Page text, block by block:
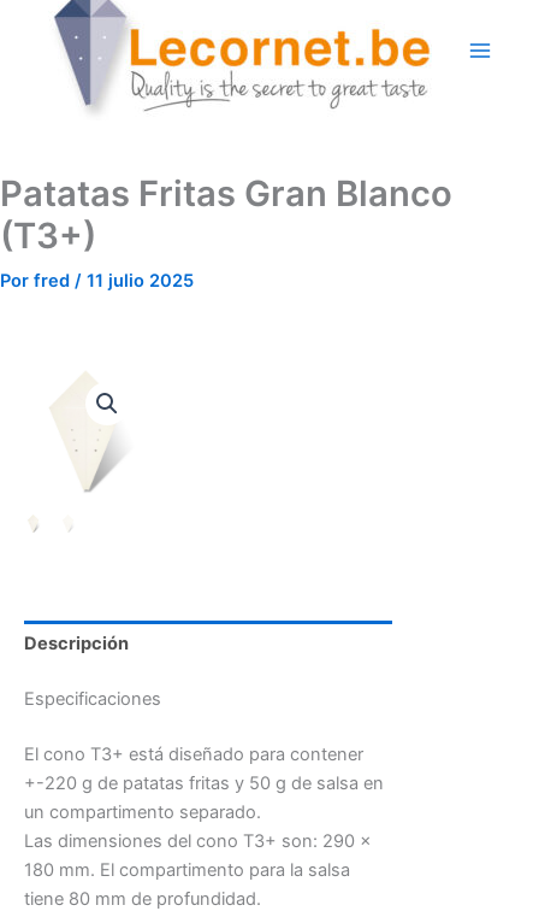
contenido
Patatas Fritas Gran Blanco
(T3+)
Por fred / 11 julio 2025
Descripción
Especificaciones
El cono T3+ está diseñado para contener
+-220 g de patatas fritas y 50 g de salsa en
un compartimento separado.
Las dimensiones del cono T3+ son: 290 x
180 mm. El compartimento para la salsa
tiene 80 mm de profundidad.